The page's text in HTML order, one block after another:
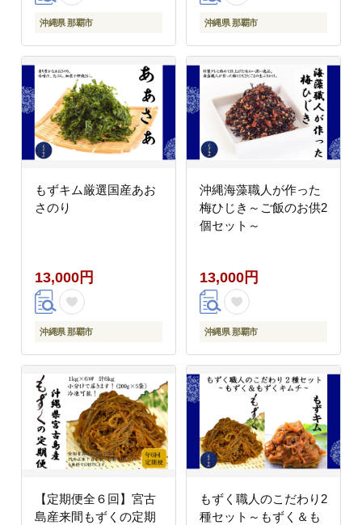
沖縄県 那覇市 沖縄県 那覇市
もずキム厳選国産あお
さのり
13,000円
沖縄県 那覇市
沖縄海藻職人が作った
梅ひじき～ご飯のお供2
個セット～
13,000円
沖縄県 那覇市
【定期便全６回】宮古
島産来間もずくの定期
もずく職人のこだわり2
種セット～もずく＆も